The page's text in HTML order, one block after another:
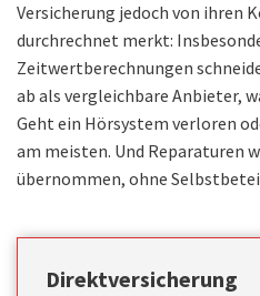
Versicherung jedoch von ihren
durchrechnet merkt:
Zeitwertberechnungen
ab als vergleichbare Anbieter,
Geht ein Hörsystem verloren
am meisten. Und Reparaturen
übernommen, ohne
Direktversicherung